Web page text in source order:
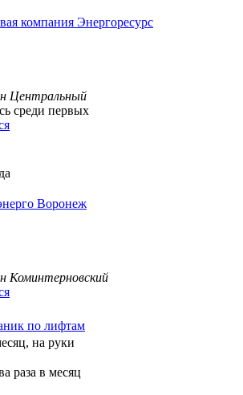
компания Энергоресурс
Центральный
среди первых
Воронеж
Коминтерновский
по лифтам
на руки
раза в месяц